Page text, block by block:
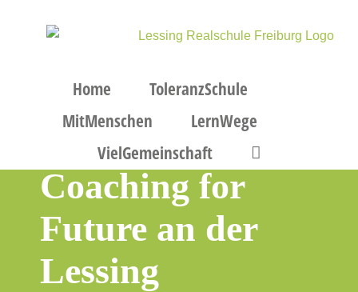
Home
ToleranzSchule
MitMenschen
LernWege
VielGemeinschaft
Coaching for
Future an der
Lessing